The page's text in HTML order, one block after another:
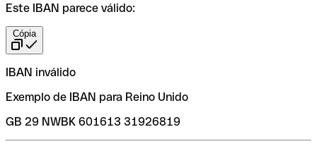
Este IBAN parece válido:
Cópia
IBAN inválido
Exemplo de IBAN para Reino Unido
GB 29 NWBK 601613 31926819